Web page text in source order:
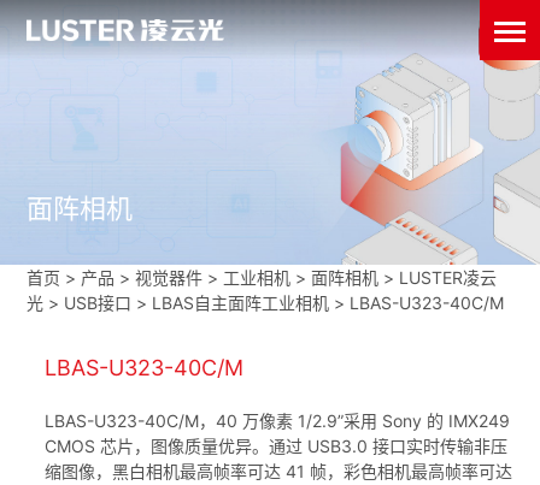
面阵相机
首页 > 产品 > 视觉器件 > 工业相机 >面阵相机 > LUSTER凌云
光 > USB接口 > LBAS自主面阵工业相机 > LBAS-U323-40C/M
LBAS-U323-40C/M
LBAS-U323-40C/M，40 万像素 1/2.9”采用 Sony 的 IMX249
CMOS 芯片，图像质量优异。通过 USB3.0 接口实时传输非压
缩图像，黑白相机最高帧率可达 41 帧，彩色相机最高帧率可达